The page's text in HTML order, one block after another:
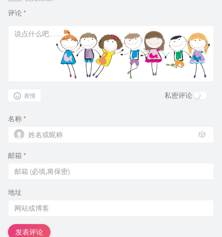
评论 *
表情 私密评论
名称 *
🎲
邮箱 *
地址
发表评论